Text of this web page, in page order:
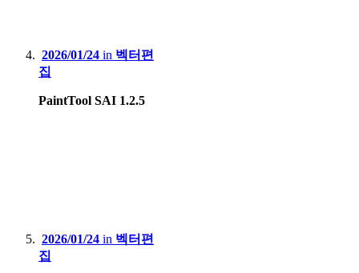
2026/01/24 in 벡터편
집
PaintTool SAI 1.2.5
2026/01/24 in 벡터편
집